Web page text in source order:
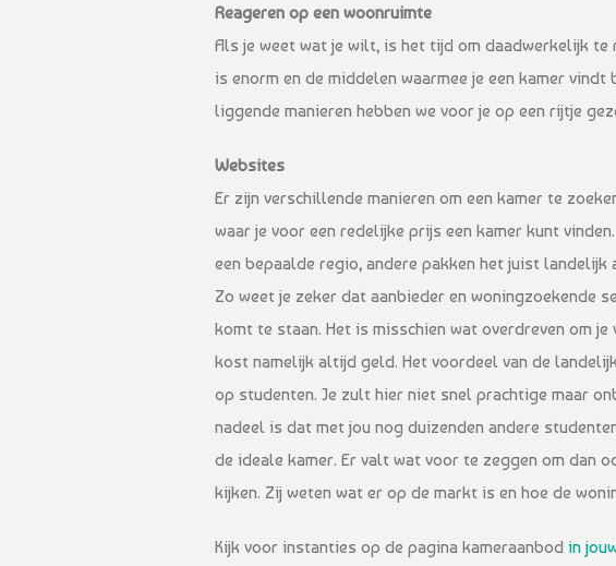
Reageren op een woonruimte
Als je weet wat je wilt, is het tijd om daadwerkelijk te
is enorm en de middelen waarmee je een kamer
liggende manieren hebben we voor je op een rijtje
Websites
Er zijn verschillende manieren om een kamer te
waar je voor een redelijke prijs een kamer kunt
een bepaalde regio, andere pakken het juist landelijk
Zo weet je zeker dat aanbieder en woningzoekende
komt te staan. Het is misschien wat overdreven om
kost namelijk altijd geld. Het voordeel van de
op studenten. Je zult hier niet snel prachtige maar
nadeel is dat met jou nog duizenden andere
de ideale kamer. Er valt wat voor te zeggen om dan
kijken. Zij weten wat er op de markt is en hoe de
Kijk voor instanties op de pagina kameraanbod in